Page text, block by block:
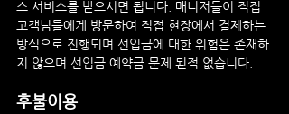
스 서비스를 받으시면 됩니다. 매니저들이 직접
고객님들에게 방문하여 직접 현장에서 결제하는
방식으로 진행되며 선입금에 대한 위험은 존재하
지 않으며 선입금 예약금 문제 된적 없습니다.
후불이용